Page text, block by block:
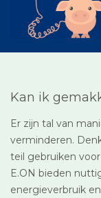
Kan ik
Er zijn tal van
verminderen.
teil gebruiken
E.ON bieden
energieverbruik